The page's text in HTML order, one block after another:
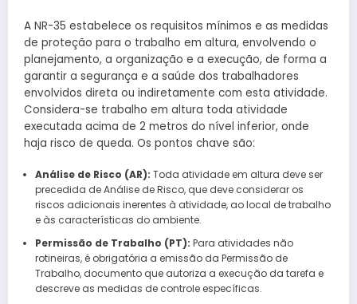
A NR-35 estabelece os requisitos mínimos e as medidas
de proteção para o trabalho em altura, envolvendo o
planejamento, a organização e a execução, de forma a
garantir a segurança e a saúde dos trabalhadores
envolvidos direta ou indiretamente com esta atividade.
Considera-se trabalho em altura toda atividade
executada acima de 2 metros do nível inferior, onde
haja risco de queda. Os pontos chave são:
Análise de Risco (AR): Toda atividade em altura deve ser
precedida de Análise de Risco, que deve considerar os
riscos adicionais inerentes à atividade, ao local de trabalho
e às características do ambiente.
Permissão de Trabalho (PT): Para atividades não
rotineiras, é obrigatória a emissão da Permissão de
Trabalho, documento que autoriza a execução da tarefa e
descreve as medidas de controle específicas.